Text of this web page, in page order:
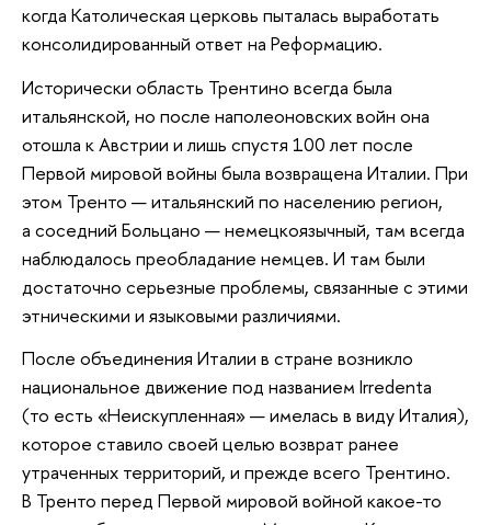
когда Католическая церковь пыталась выработать
консолидированный ответ на Реформацию.
Исторически область Трентино всегда была
итальянской, но после наполеоновских войн она
отошла к Австрии и лишь спустя 100 лет после
Первой мировой войны была возвращена Италии. При
этом Тренто — итальянский по населению регион,
а соседний Больцано — немецкоязычный, там всегда
наблюдалось преобладание немцев. И там были
достаточно серьезные проблемы, связанные с этими
этническими и языковыми различиями.
После объединения Италии в стране возникло
национальное движение под названием Irredenta
(то есть «Неискупленная» — имелась в виду Италия),
которое ставило своей целью возврат ранее
утраченных территорий, и прежде всего Трентино.
В Тренто перед Первой мировой войной какое-то